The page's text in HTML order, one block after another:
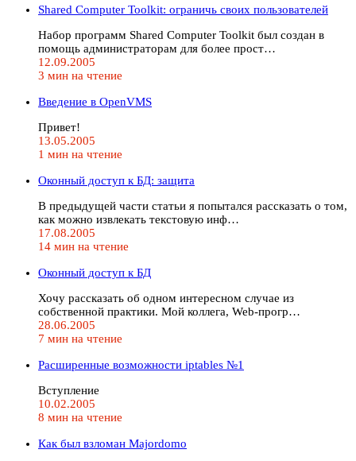
Shared Computer Toolkit: ограничь своих пользователей
Набор программ Shared Computer Toolkit был создан в
помощь администраторам для более прост…
12.09.2005
3 мин на чтение
Введение в OpenVMS
Привет!
13.05.2005
1 мин на чтение
Оконный доступ к БД: защита
В предыдущей части статьи я попытался рассказать о том,
как можно извлекать текстовую инф…
17.08.2005
14 мин на чтение
Оконный доступ к БД
Хочу рассказать об одном интересном случае из
собственной практики. Мой коллега, Web-прогр…
28.06.2005
7 мин на чтение
Расширенные возможности iptables №1
Вступление
10.02.2005
8 мин на чтение
Как был взломан Majordomo